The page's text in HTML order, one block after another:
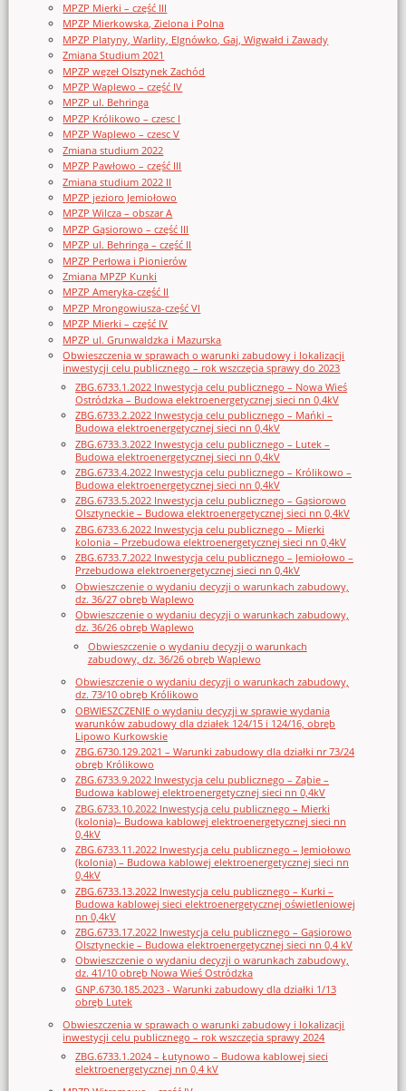
MPZP Mierki – część III
MPZP Mierkowska, Zielona i Polna
MPZP Platyny, Warlity, Elgnówko, Gaj, Wigwałd i Zawady
Zmiana Studium 2021
MPZP węzeł Olsztynek Zachód
MPZP Waplewo – część IV
MPZP ul. Behringa
MPZP Królikowo – czesc I
MPZP Waplewo – czesc V
Zmiana studium 2022
MPZP Pawłowo – część III
Zmiana studium 2022 II
MPZP jezioro Jemiołowo
MPZP Wilcza – obszar A
MPZP Gąsiorowo – część III
MPZP ul. Behringa – część II
MPZP Perłowa i Pionierów
Zmiana MPZP Kunki
MPZP Ameryka-część II
MPZP Mrongowiusza-część VI
MPZP Mierki – część IV
MPZP ul. Grunwaldzka i Mazurska
Obwieszczenia w sprawach o warunki zabudowy i lokalizacji
inwestycji celu publicznego – rok wszczęcia sprawy do 2023
ZBG.6733.1.2022 Inwestycja celu publicznego – Nowa Wieś
Ostródzka – Budowa elektroenergetycznej sieci nn 0,4kV
ZBG.6733.2.2022 Inwestycja celu publicznego – Mańki –
Budowa elektroenergetycznej sieci nn 0,4kV
ZBG.6733.3.2022 Inwestycja celu publicznego – Lutek –
Budowa elektroenergetycznej sieci nn 0,4kV
ZBG.6733.4.2022 Inwestycja celu publicznego – Królikowo –
Budowa elektroenergetycznej sieci nn 0,4kV
ZBG.6733.5.2022 Inwestycja celu publicznego – Gąsiorowo
Olsztyneckie – Budowa elektroenergetycznej sieci nn 0,4kV
ZBG.6733.6.2022 Inwestycja celu publicznego – Mierki
kolonia – Przebudowa elektroenergetycznej sieci nn 0,4kV
ZBG.6733.7.2022 Inwestycja celu publicznego – Jemiołowo –
Przebudowa elektroenergetycznej sieci nn 0,4kV
Obwieszczenie o wydaniu decyzji o warunkach zabudowy,
dz. 36/27 obręb Waplewo
Obwieszczenie o wydaniu decyzji o warunkach zabudowy,
dz. 36/26 obręb Waplewo
Obwieszczenie o wydaniu decyzji o warunkach
zabudowy, dz. 36/26 obręb Waplewo
Obwieszczenie o wydaniu decyzji o warunkach zabudowy,
dz. 73/10 obręb Królikowo
OBWIESZCZENIE o wydaniu decyzji w sprawie wydania
warunków zabudowy dla działek 124/15 i 124/16, obręb
Lipowo Kurkowskie
ZBG.6730.129.2021 – Warunki zabudowy dla działki nr 73/24
obręb Królikowo
ZBG.6733.9.2022 Inwestycja celu publicznego – Ząbie –
Budowa kablowej elektroenergetycznej sieci nn 0,4kV
ZBG.6733.10.2022 Inwestycja celu publicznego – Mierki
(kolonia)– Budowa kablowej elektroenergetycznej sieci nn
0,4kV
ZBG.6733.11.2022 Inwestycja celu publicznego – Jemiołowo
(kolonia) – Budowa kablowej elektroenergetycznej sieci nn
0,4kV
ZBG.6733.13.2022 Inwestycja celu publicznego – Kurki –
Budowa kablowej sieci elektroenergetycznej oświetleniowej
nn 0,4kV
ZBG.6733.17.2022 Inwestycja celu publicznego – Gąsiorowo
Olsztyneckie – Budowa elektroenergetycznej sieci nn 0,4 kV
Obwieszczenie o wydaniu decyzji o warunkach zabudowy,
dz. 41/10 obręb Nowa Wieś Ostródzka
GNP.6730.185.2023 - Warunki zabudowy dla działki 1/13
obręb Lutek
Obwieszczenia w sprawach o warunki zabudowy i lokalizacji
inwestycji celu publicznego – rok wszczęcia sprawy 2024
ZBG.6733.1.2024 – Łutynowo – Budowa kablowej sieci
elektroenergetycznej nn 0,4 kV